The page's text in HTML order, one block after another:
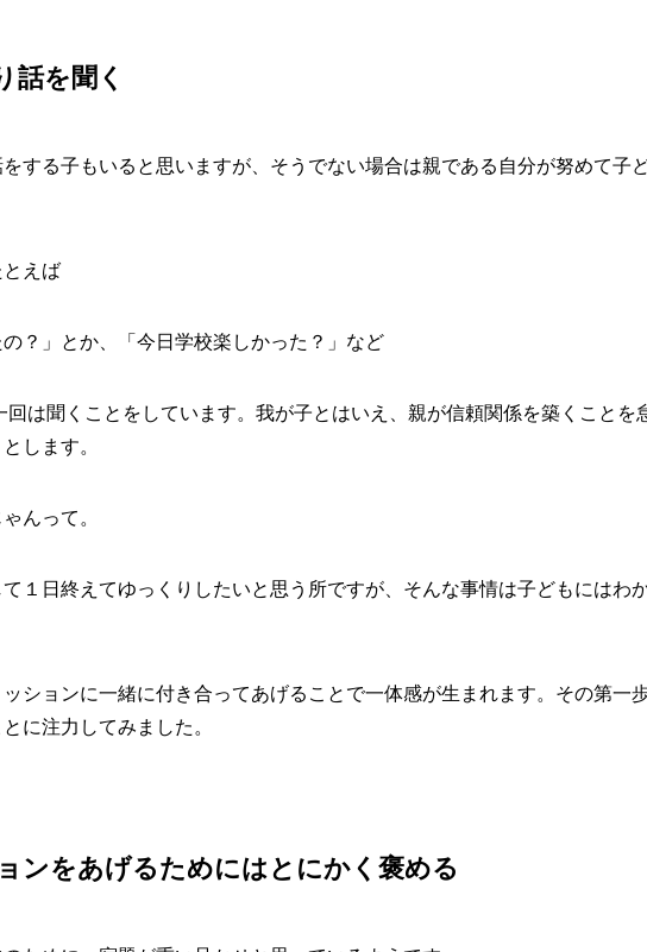
話を聞く
する子もいると思いますが、そうでない場合は親である自分が努めて子
えば
？」とか、「今日学校楽しかった？」など
回は聞くことをしています。我が子とはいえ、親が信頼関係を築くことを
します。
んって。
１日終えてゆっくりしたいと思う所ですが、そんな事情は子どもにはわ
ションに一緒に付き合ってあげることで一体感が生まれます。その第一
に注力してみました。
ンをあげるためにはとにかく褒める